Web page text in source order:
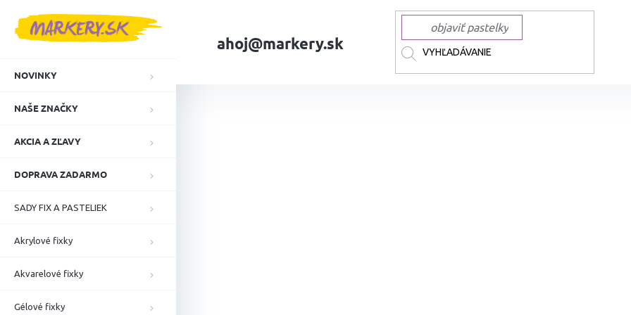
ahoj@markery.sk
NOVINKY
NAŠE ZNAČKY
AKCIA A ZĽAVY
DOPRAVA ZADARMO
SADY FIX A PASTELIEK
Akrylové fixky
Akvarelové fixky
Gélové fixky